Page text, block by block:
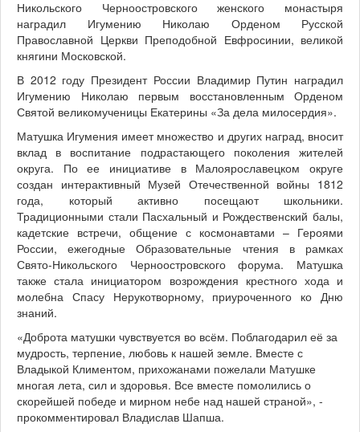
Никольского Черноостровского женского монастыря
наградил Игумению Николаю Орденом Русской
Православной Церкви Преподобной Евфросинии, великой
княгини Московской.
В 2012 году Президент России Владимир Путин наградил
Игумению Николаю первым восстановленным Орденом
Святой великомученицы Екатерины «За дела милосердия».
Матушка Игумения имеет множество и других наград, вносит
вклад в воспитание подрастающего поколения жителей
округа. По ее инициативе в Малоярославецком округе
создан интерактивный Музей Отечественной войны 1812
года, который активно посещают школьники.
Традиционными стали Пасхальный и Рождественский балы,
кадетские встречи, общение с космонавтами – Героями
России, ежегодные Образовательные чтения в рамках
Свято-Никольского Черноостровского форума. Матушка
также стала инициатором возрождения крестного хода и
молебна Спасу Нерукотворному, приуроченного ко Дню
знаний.
«Доброта матушки чувствуется во всём. Поблагодарил её за
мудрость, терпение, любовь к нашей земле. Вместе с
Владыкой Климентом, прихожанами пожелали Матушке
многая лета, сил и здоровья. Все вместе помолились о
скорейшей победе и мирном небе над нашей страной», -
прокомментировал Владислав Шапша.